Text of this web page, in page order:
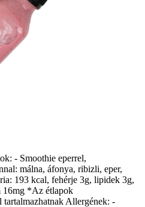
- Smoothie eperrel,
málna, áfonya, ribizli, eper,
193 kcal, fehérje 3g, lipidek 3g,
16mg *Az étlapok
Allergének: -